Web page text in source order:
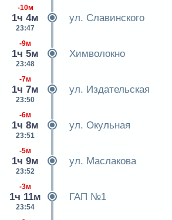
-10м
1ч 4м
23:47
ул. Славинского
-9м
1ч 5м
23:48
Химволокно
-7м
1ч 7м
23:50
ул. Издательская
-6м
1ч 8м
23:51
ул. Окульная
-5м
1ч 9м
23:52
ул. Маслакова
-3м
1ч 11м
23:54
ГАП №1